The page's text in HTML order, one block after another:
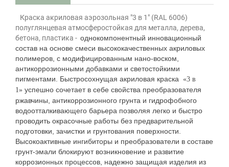
Краска акриловая аэрозольная "3 в 1" (RAL 6006)
полуглянцевая атмосферостойкая для металла, дерева,
бетона, пластика - однокомпонентный инновационный
состав на основе смеси высококачественных акриловых
полимеров, с модифицированным нано-воском,
антикоррозионными добавками и светостойкими
пигментами. Быстросохнущая акриловая краска «3 в
1» успешно сочетает в себе свойства преобразователя
ржавчины, антикоррозионного грунта и гидрофобного
водоотталкивающего барьера позволяя легко и быстро
проводить окрасочные работы без предварительной
подготовки, зачистки и грунтования поверхности.
Высокоактивные ингибиторы и преобразователи в составе
грунт-эмали блокируют возникновение и развитие
коррозионных процессов, надежно защищая изделия из